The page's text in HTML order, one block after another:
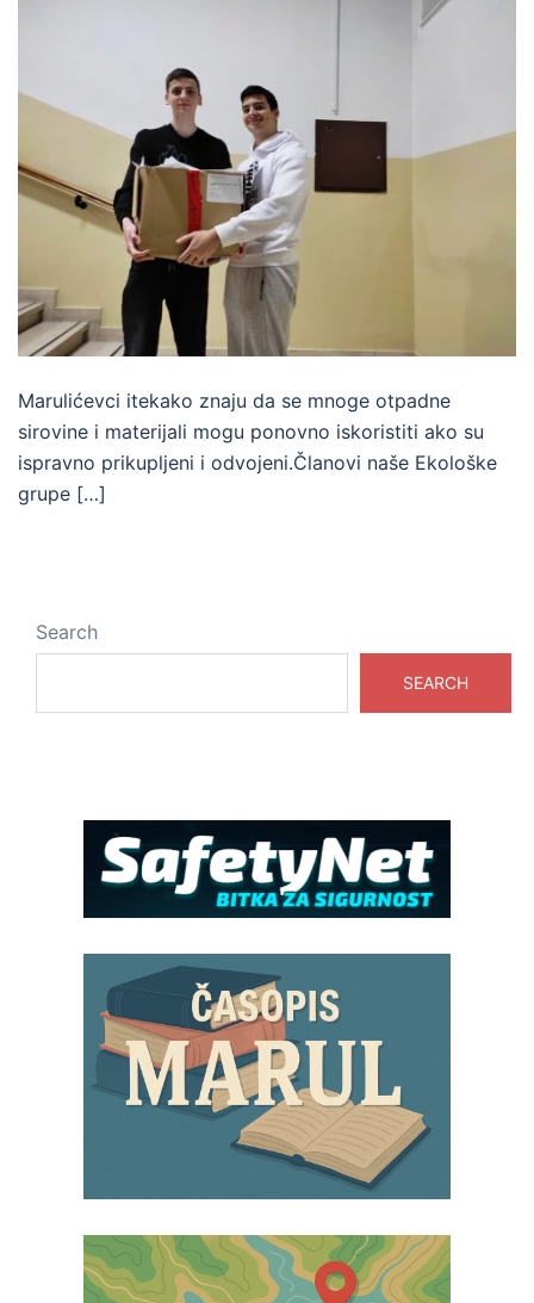
Marulićevci itekako znaju da se mnoge otpadne
sirovine i materijali mogu ponovno iskoristiti ako su
ispravno prikupljeni i odvojeni.Članovi naše Ekološke
grupe […]
Search
SEARCH